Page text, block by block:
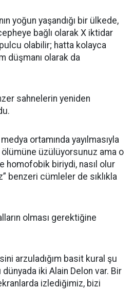
yoğun yaşandığı bir ülkede,
bağlı olarak X iktidar
olabilir; hatta kolayca
düşmanı olarak da
sahnelerin yeniden
ortamında yayılmasıyla
ölümüne üzülüyorsunuz ama o
homofobik biriydi, nasıl olur
benzeri cümleler de sıklıkla
olması gerektiğine
arzuladığım basit kural şu
iki Alain Delon var. Bir
izlediğimiz, bizi